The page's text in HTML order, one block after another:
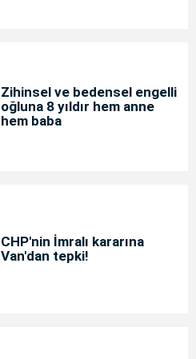
Zihinsel ve bedensel engelli
oğluna 8 yıldır hem anne
hem baba
CHP'nin İmralı kararına
Van'dan tepki!